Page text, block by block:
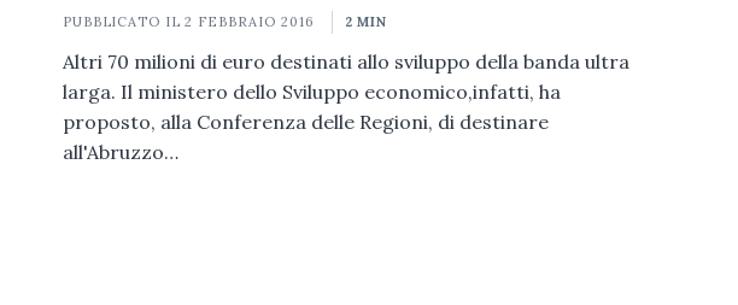
PUBBLICATO IL2 FEBBRAIO 2016 2 MIN
Altri 70 milioni di euro destinati allo sviluppo della banda ultra
larga. Il ministero dello Sviluppo economico,infatti, ha
proposto, alla Conferenza delle Regioni, di destinare
all'Abruzzo…